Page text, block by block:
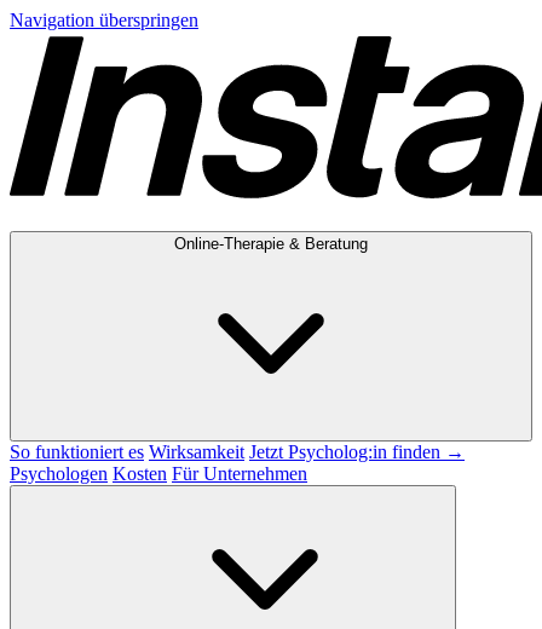
Navigation überspringen
Online-Therapie & Beratung
So funktioniert es Wirksamkeit Jetzt Psycholog:in finden →
Psychologen Kosten Für Unternehmen